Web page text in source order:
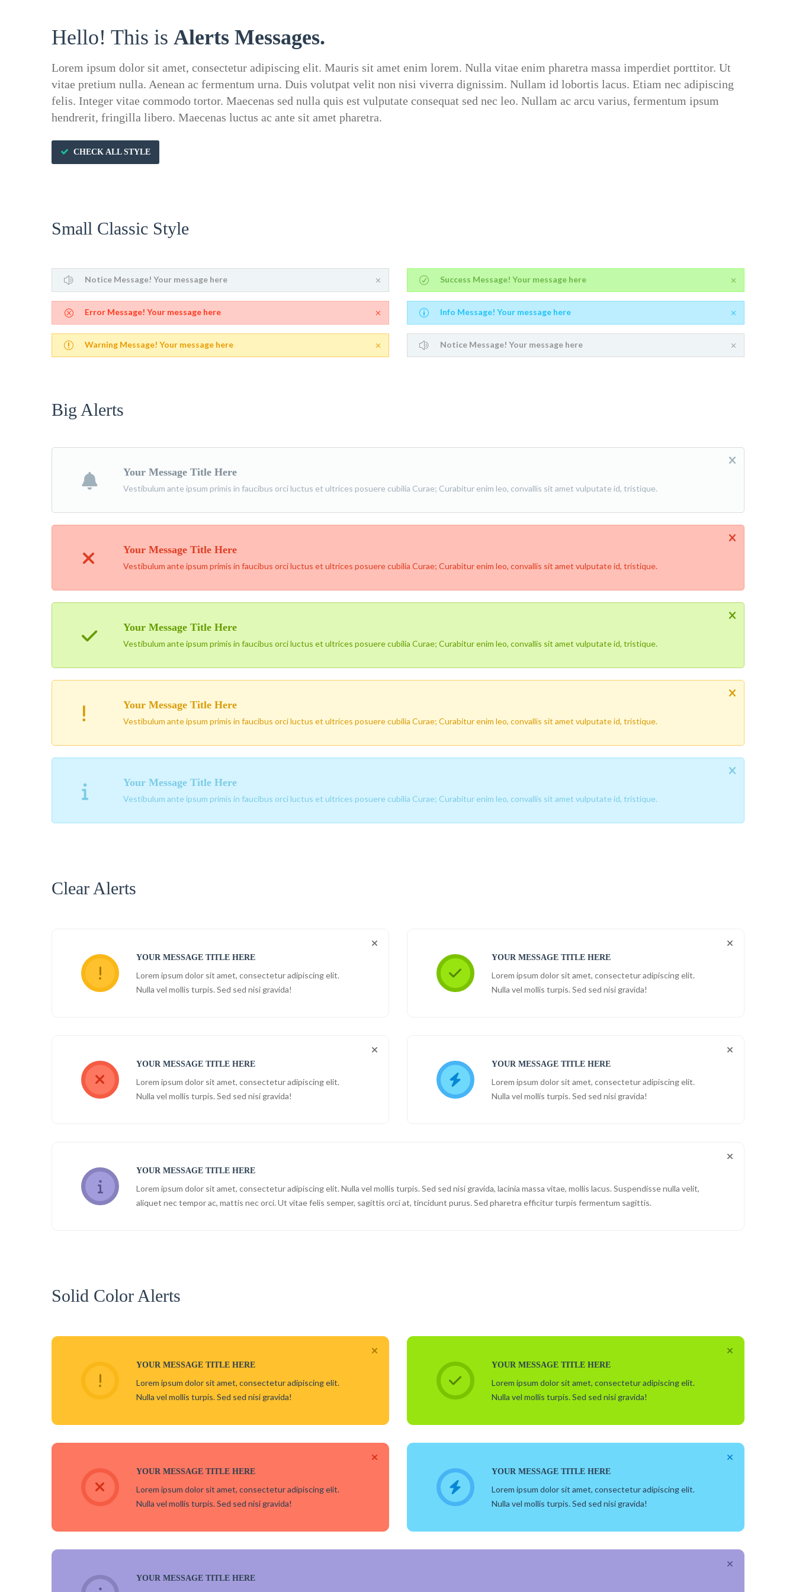
Hello! This is Alerts Messages.
Lorem ipsum dolor sit amet, consectetur adipiscing elit. Mauris sit amet enim lorem. Nulla vitae enim pharetra massa imperdiet porttitor. Ut
vitae pretium nulla. Aenean ac fermentum urna. Duis volutpat velit non nisi viverra dignissim. Nullam id lobortis lacus. Etiam nec adipiscing
felis. Integer vitae commodo tortor. Maecenas sed nulla quis est vulputate consequat sed nec leo. Nullam ac arcu varius, fermentum ipsum
hendrerit, fringilla libero. Maecenas luctus ac ante sit amet pharetra.
CHECK ALL STYLE
Small Classic Style
Notice Message! Your message here
Error Message! Your message here
Warning Message! Your message here
Success Message! Your message here
Info Message! Your message here
Notice Message! Your message here
Big Alerts
Your Message Title Here
Vestibulum ante ipsum primis in faucibus orci luctus et ultrices posuere cubilia Curae; Curabitur enim leo, convallis sit amet vulputate id, tristique.
Your Message Title Here
Vestibulum ante ipsum primis in faucibus orci luctus et ultrices posuere cubilia Curae; Curabitur enim leo, convallis sit amet vulputate id, tristique.
Your Message Title Here
Vestibulum ante ipsum primis in faucibus orci luctus et ultrices posuere cubilia Curae; Curabitur enim leo, convallis sit amet vulputate id, tristique.
Your Message Title Here
Vestibulum ante ipsum primis in faucibus orci luctus et ultrices posuere cubilia Curae; Curabitur enim leo, convallis sit amet vulputate id, tristique.
Your Message Title Here
Vestibulum ante ipsum primis in faucibus orci luctus et ultrices posuere cubilia Curae; Curabitur enim leo, convallis sit amet vulputate id, tristique.
Clear Alerts
YOUR MESSAGE TITLE HERE
Lorem ipsum dolor sit amet, consectetur adipiscing elit.
Nulla vel mollis turpis. Sed sed nisi gravida!
YOUR MESSAGE TITLE HERE
Lorem ipsum dolor sit amet, consectetur adipiscing elit.
Nulla vel mollis turpis. Sed sed nisi gravida!
YOUR MESSAGE TITLE HERE
Lorem ipsum dolor sit amet, consectetur adipiscing elit.
Nulla vel mollis turpis. Sed sed nisi gravida!
YOUR MESSAGE TITLE HERE
Lorem ipsum dolor sit amet, consectetur adipiscing elit.
Nulla vel mollis turpis. Sed sed nisi gravida!
YOUR MESSAGE TITLE HERE
Lorem ipsum dolor sit amet, consectetur adipiscing elit. Nulla vel mollis turpis. Sed sed nisi gravida, lacinia massa vitae, mollis lacus. Suspendisse nulla velit,
aliquet nec tempor ac, mattis nec orci. Ut vitae felis semper, sagittis orci at, tincidunt purus. Sed pharetra efficitur turpis fermentum sagittis.
Solid Color Alerts
YOUR MESSAGE TITLE HERE
Lorem ipsum dolor sit amet, consectetur adipiscing elit.
Nulla vel mollis turpis. Sed sed nisi gravida!
YOUR MESSAGE TITLE HERE
Lorem ipsum dolor sit amet, consectetur adipiscing elit.
Nulla vel mollis turpis. Sed sed nisi gravida!
YOUR MESSAGE TITLE HERE
Lorem ipsum dolor sit amet, consectetur adipiscing elit.
Nulla vel mollis turpis. Sed sed nisi gravida!
YOUR MESSAGE TITLE HERE
Lorem ipsum dolor sit amet, consectetur adipiscing elit.
Nulla vel mollis turpis. Sed sed nisi gravida!
YOUR MESSAGE TITLE HERE